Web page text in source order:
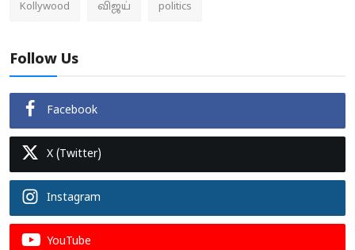
Kollywood விஜய் politics
Follow Us
Facebook
X (Twitter)
Instagram
YouTube